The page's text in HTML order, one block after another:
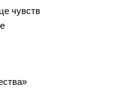
чувств